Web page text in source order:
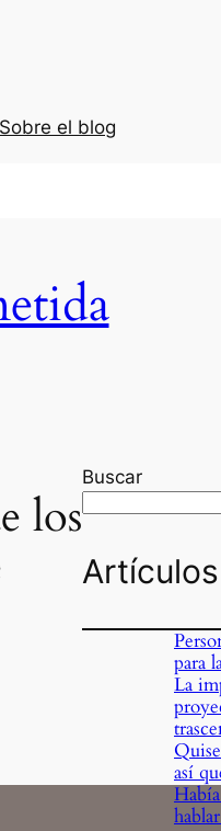
Sobre el blog
los
Buscar
para
La
así